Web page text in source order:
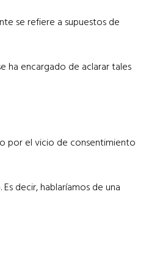
se refiere a supuestos de
ha encargado de aclarar tales
por el vicio de consentimiento
decir, hablaríamos de una